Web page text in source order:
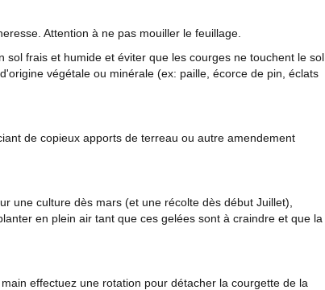
Attention à ne pas mouiller le feuillage.
sol frais et humide et éviter que les courges ne touchent le sol
végétale ou minérale (ex: paille, écorce de pin, éclats
de copieux apports de terreau ou autre amendement
une culture dès mars (et une récolte dès début Juillet),
en plein air tant que ces gelées sont à craindre et que la
effectuez une rotation pour détacher la courgette de la